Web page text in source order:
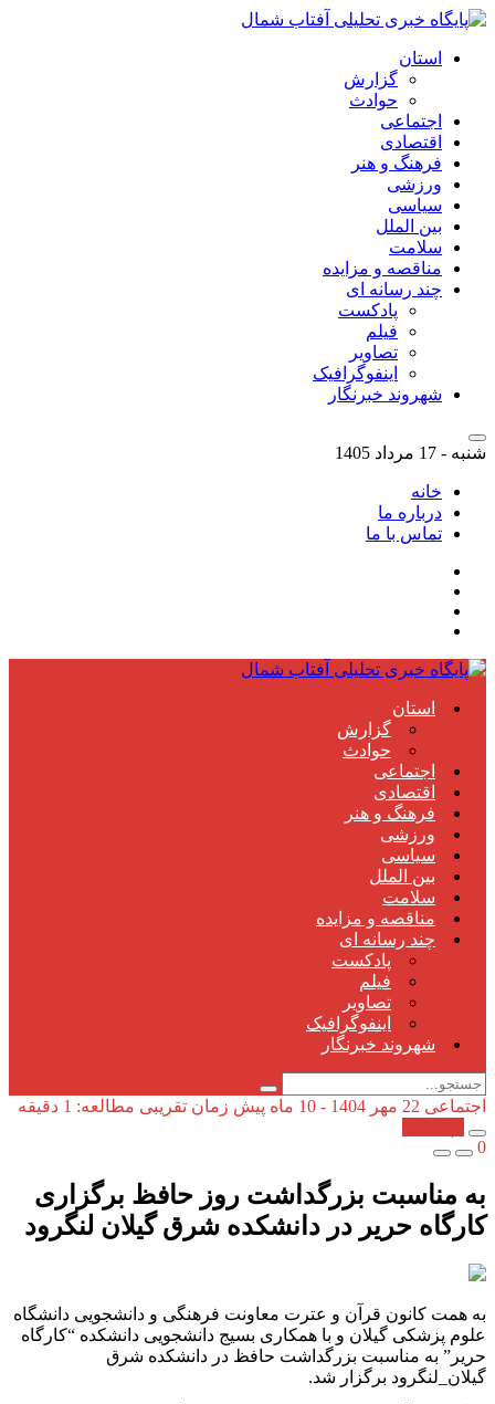
استان
گزارش
حوادث
اجتماعی
اقتصادی
فرهنگ و هنر
ورزشی
سیاسی
بین الملل
سلامت
مناقصه و مزایده
چند رسانه ای
پادکست
فیلم
تصاویر
اینفوگرافیک
شهروند خبرنگار
شنبه - 17 مرداد 1405
خانه
درباره ما
تماس با ما
استان
گزارش
حوادث
اجتماعی
اقتصادی
فرهنگ و هنر
ورزشی
سیاسی
بین الملل
سلامت
مناقصه و مزایده
چند رسانه ای
پادکست
فیلم
تصاویر
اینفوگرافیک
شهروند خبرنگار
اجتماعی 22 مهر 1404 - 10 ماه پیش
زمان تقریبی مطالعه: 1 دقیقه
0
به مناسبت بزرگداشت روز حافظ برگزاری
کارگاه حریر در دانشکده شرق گیلان لنگرود
به همت کانون قرآن و عترت معاونت فرهنگی و دانشجویی دانشگاه
علوم پزشکی گیلان و با همکاری بسیج دانشجویی دانشکده “کارگاه
حریر” به مناسبت بزرگداشت حافظ در دانشکده شرق
گیلان_لنگرود برگزار شد.